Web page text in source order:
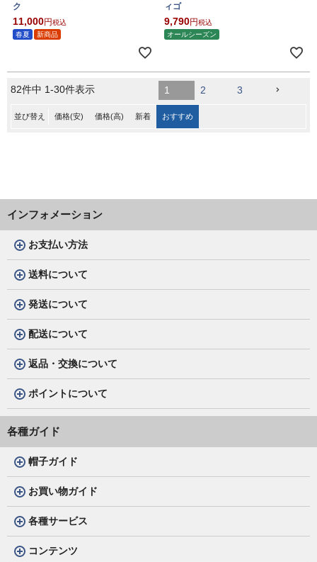
ク
11,000
税込
春夏
新商品
ィゴ
9,790
税込
オールシーズン
並び替え 価格(安) 価格(高) 新着 おすすめ
82件中 1-30件表示 1 2 3
インフォメーション
お支払い方法
送料について
発送について
配送について
返品・交換について
ポイントについて
各種ガイド
帽子ガイド
お買い物ガイド
各種サービス
コンテンツ